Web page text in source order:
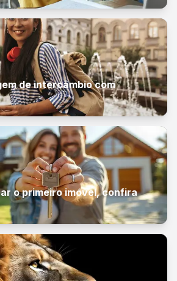
de intercâmbio com
o primeiro imóvel, confira